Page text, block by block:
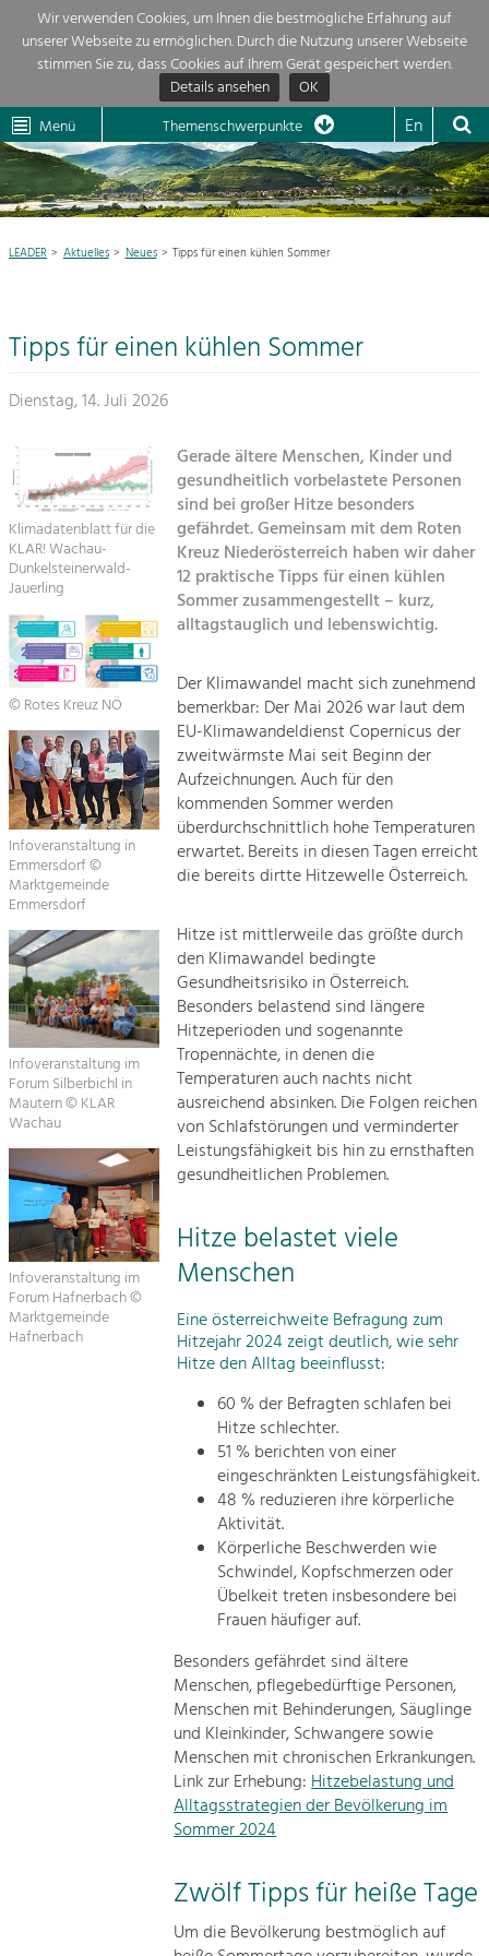
Wir verwenden Cookies, um Ihnen die bestmögliche Erfahrung auf
unserer Webseite zu ermöglichen. Durch die Nutzung unserer Webseite
stimmen Sie zu, dass Cookies auf Ihrem Gerät gespeichert werden.
Details ansehen
OK
Dunkelsteinerwald Klima
Menü Themenschwerpunkte En
Aktuelles 
Neues
Newsletter
Projekte
LEADER
Mein Projekt 
Suche
Impressum
Sitemap
Kontakt
Themenübersicht
Die Regionalentwicklung in unserer Region ist sehr vielfältig. Deshalb
geben wir hier eine Übersicht über unsere Themenschwerpunkte. Für mehr
Informationen einfach das Thema anklicken und schon werden alle
Projekte in diesem Kontext angezeigt.
Natur- &
Baukultur
Land- & Forstwirtschaft
Bewirtschaftung und Pflege der
Kulturlandschaft.
Tourismus
Angebotsentwicklung und
Positionierung.
Kunst & Kultur
Handwerk, Wissenschaft und Forschung.
Soziales, Bildung &
Identität
Gleichberechtigung, Jugend und
Integration
Mobilität & Energie
Klimawandel, öffentlicher Verkehr und
erneuerbare Energie
Wirtschaft
Steigerung regionaler Wertschöpfung
LEADER Aktuelles Neues Tipps für einen kühlen Sommer
Tipps für einen kühlen Sommer
Dienstag, 14. Juli 2026
Klimadatenblatt für die
KLAR! Wachau-
Dunkelsteinerwald-
Jauerling
© Rotes Kreuz NÖ
Infoveranstaltung in
Emmersdorf ©
Marktgemeinde
Emmersdorf
Infoveranstaltung im
Forum Silberbichl in
Mautern © KLAR
Wachau
Infoveranstaltung im
Forum Hafnerbach ©
Marktgemeinde
Hafnerbach
Gerade ältere Menschen, Kinder und
gesundheitlich vorbelastete Personen
sind bei großer Hitze besonders
gefährdet. Gemeinsam mit dem Roten
Kreuz Niederösterreich haben wir daher
12 praktische Tipps für einen kühlen
Sommer zusammengestellt – kurz,
alltagstauglich und lebenswichtig.
Der Klimawandel macht sich zunehmend
bemerkbar: Der Mai 2026 war laut dem
EU-Klimawandeldienst Copernicus der
zweitwärmste Mai seit Beginn der
Aufzeichnungen. Auch für den
kommenden Sommer werden
überdurchschnittlich hohe Temperaturen
erwartet. Bereits in diesen Tagen erreicht
die bereits dirtte Hitzewelle Österreich.
Hitze ist mittlerweile das größte durch
den Klimawandel bedingte
Gesundheitsrisiko in Österreich.
Besonders belastend sind längere
Hitzeperioden und sogenannte
Tropennächte, in denen die
Temperaturen auch nachts nicht
ausreichend absinken. Die Folgen reichen
von Schlafstörungen und verminderter
Leistungsfähigkeit bis hin zu ernsthaften
gesundheitlichen Problemen.
Hitze belastet viele
Menschen
Eine österreichweite Befragung zum
Hitzejahr 2024 zeigt deutlich, wie sehr
Hitze den Alltag beeinflusst:
60 % der Befragten schlafen bei
Hitze schlechter.
51 % berichten von einer
eingeschränkten Leistungsfähigkeit.
48 % reduzieren ihre körperliche
Aktivität.
Körperliche Beschwerden wie
Schwindel, Kopfschmerzen oder
Übelkeit treten insbesondere bei
Frauen häufiger auf.
Besonders gefährdet sind ältere
Menschen, pflegebedürftige Personen,
Menschen mit Behinderungen, Säuglinge
und Kleinkinder, Schwangere sowie
Menschen mit chronischen Erkrankungen.
Link zur Erhebung:Hitzebelastung und
Alltagsstrategien der Bevölkerung im
Sommer 2024
Zwölf Tipps für heiße Tage
Um die Bevölkerung bestmöglich auf